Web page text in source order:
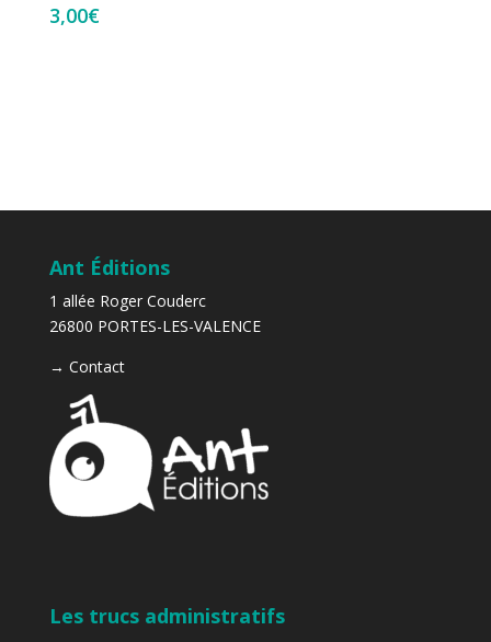
3,00€
Ant Éditions
1 allée Roger Couderc
26800 PORTES-LES-VALENCE
→ Contact
Les trucs administratifs